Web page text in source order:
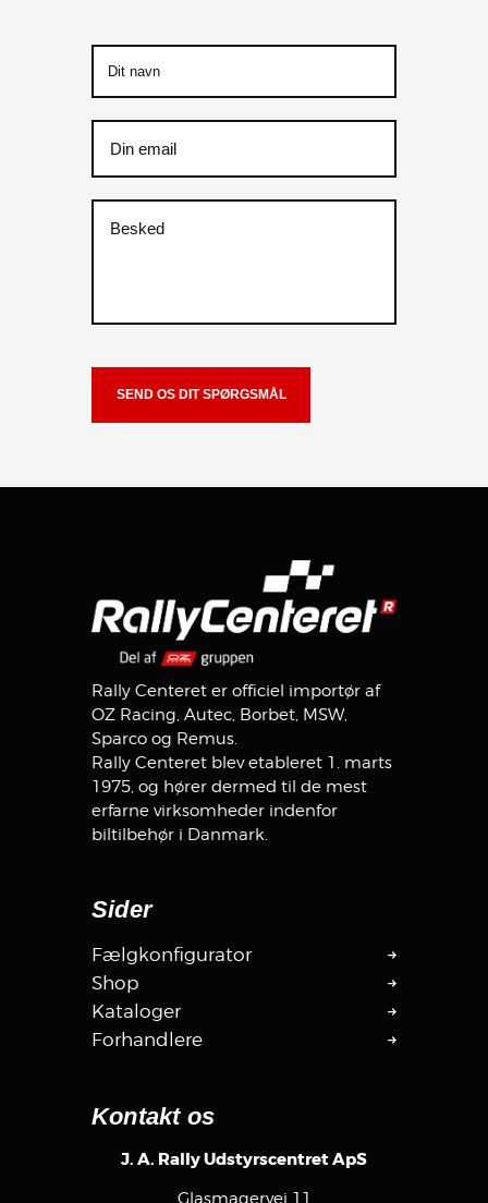
Rally Centeret er officiel importør af
OZ Racing, Autec, Borbet, MSW,
Sparco og Remus.
Rally Centeret blev etableret 1. marts
1975, og hører dermed til de mest
erfarne virksomheder indenfor
biltilbehør i Danmark.
Sider
Fælgkonfigurator
Shop
Kataloger
Forhandlere
Kontakt os
J. A. Rally Udstyrscentret ApS